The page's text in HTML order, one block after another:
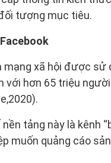
tượng mục tiêu.
mạng xã hội được sử
với hơn 65 triệu
tảng này là kênh
muốn quảng cáo